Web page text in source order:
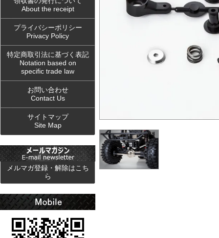
About the receipt
プライバシーポリシー
Privacy Policy
特定商取引法に基づく表記
Notation based on
specific trade law
お問い合わせ
Contact Us
サイトマップ
Site Map
メルマガ登録・解除はこち
ら